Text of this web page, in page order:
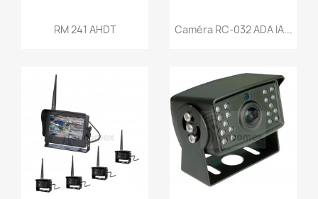
Snel bekijken
RM 241 AHDT Snel bekijken
Caméra RC-032 ADA IA...